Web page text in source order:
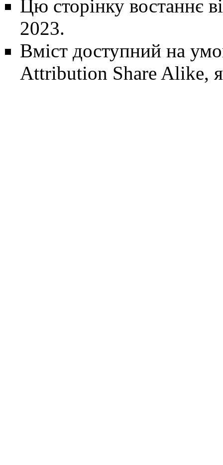
Цю сторінку востаннє
2023.
Вміст доступний на
Attribution Share Alike,